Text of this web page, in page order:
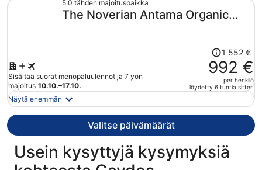
per
5.0 tähden majoituspaikka
The Noverian Antama Organic
Sisältää suorat menopaluulennot ja 7 yön
majoitus 10.10.–17.10.
Hinta
oli
1 552 €,
hinta
nyt
henkilö
1 552 €
992 €
per henkilö
löydetty 6 tuntia sitten
Näytä enemmän
Valitse päivämäärät
Usein kysyttyjä kysymyksiä